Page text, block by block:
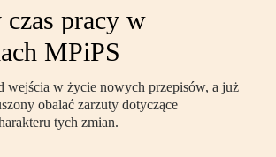
pracy w
MPiPS
wejścia w życie nowych przepisów, a już
obalać zarzuty dotyczące
tych zmian.